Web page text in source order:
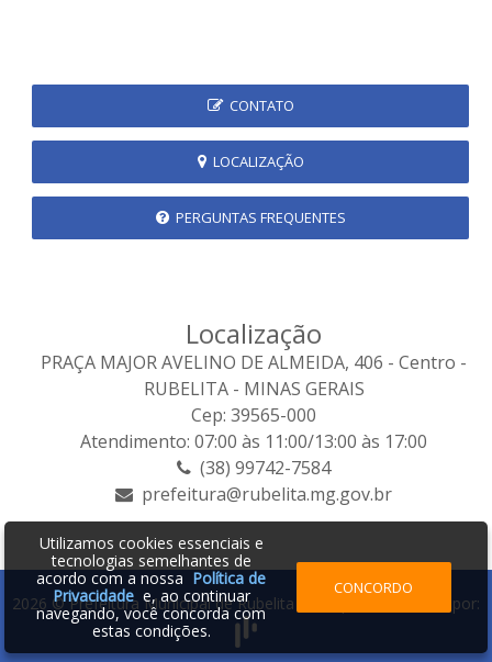
CONTATO
LOCALIZAÇÃO
PERGUNTAS FREQUENTES
Localização
PRAÇA MAJOR AVELINO DE ALMEIDA, 406 - Centro -
RUBELITA - MINAS GERAIS
Cep: 39565-000
Atendimento: 07:00 às 11:00/13:00 às 17:00
(38) 99742-7584
prefeitura@rubelita.mg.gov.br
2026 © Prefeitura Municipal de Rubelita - MG | Desenvolvido por:
Utilizamos cookies essenciais e
tecnologias semelhantes de
acordo com a nossa Política de
Privacidadee, ao continuar
navegando, você concorda com
estas condições.
CONCORDO